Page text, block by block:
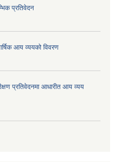
प्रतिवेदन
आय व्ययको विवरण
प्रतिवेदनमा आधारीत आय व्यय